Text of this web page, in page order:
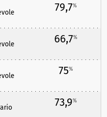
79,7%
66,7%
75%
73,9%